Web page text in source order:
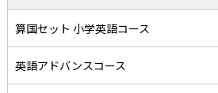
算国セット 小学英語コース
英語アドバンスコース